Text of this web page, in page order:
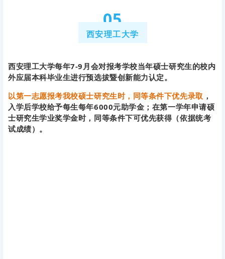
05
西安理工大学
西安理工大学每年7-9月会对报考学校当年硕士研究生的校内
外应届本科毕业生进行预选拔暨创新能力认定。
以第一志愿报考我校硕士研究生时，同等条件下优先录取 ，
入学后学校给予每生每年6000元助学金；在第一学年申请硕
士研究生学业奖学金时，同等条件下可优先获得（依据统考
试成绩）。